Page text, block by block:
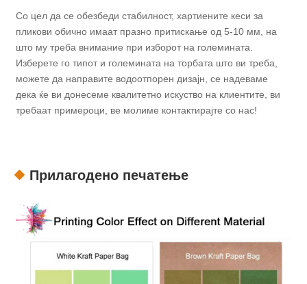
Со цел да се обезбеди стабилност, хартиените кеси за
пликови обично имаат празно притискање од 5-10 мм, на
што му треба внимание при изборот на големината.
Изберете го типот и големината на торбата што ви треба,
можете да направите водоотпорен дизајн, се надеваме
дека ќе ви донесеме квалитетно искуство на клиентите, ви
требаат примероци, ве молиме контактирајте со нас!
Прилагодено печатење